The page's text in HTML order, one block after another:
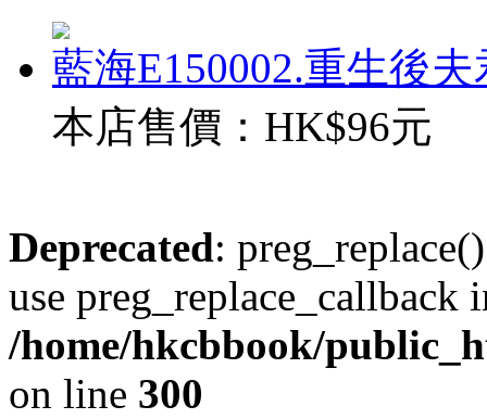
藍海E150002.重生後夫
本店售價： HK$96元
Deprecated:
use preg_replace_callback
/home/hkcbbook/
on line 300